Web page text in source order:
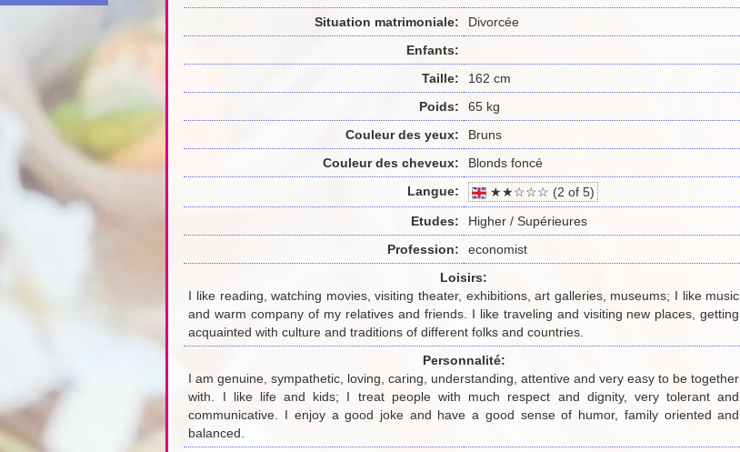
Situation matrimoniale:
Divorcée
Enfants:
Taille:
162 cm
Poids:
65 kg
Couleur des yeux:
Bruns
Couleur des cheveux:
Blonds foncé
Langue:
★★☆☆☆ (2 of 5)
Etudes:
Higher / Supérieures
Profession:
economist
Loisirs:
I like reading, watching movies, visiting theater, exhibitions, art galleries, museums; I like music
and warm company of my relatives and friends. I like traveling and visiting new places, getting
acquainted with culture and traditions of different folks and countries.
Personnalité:
I am genuine, sympathetic, loving, caring, understanding, attentive and very easy to be together
with. I like life and kids; I treat people with much respect and dignity, very tolerant and
communicative. I enjoy a good joke and have a good sense of humor, family oriented and
balanced.